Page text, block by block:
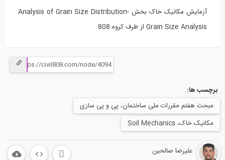
آزمایش مکانیک خاک بخش Analysis of Grain Size Distribution-
Grain Size Analysis از طرف کروه 808
برچسب ها:
مبحث هفتم مقررات ملی ساختمان، پی و پی سازی
مکانیک خاک، Soil Mechanics
علیرضا صالحین